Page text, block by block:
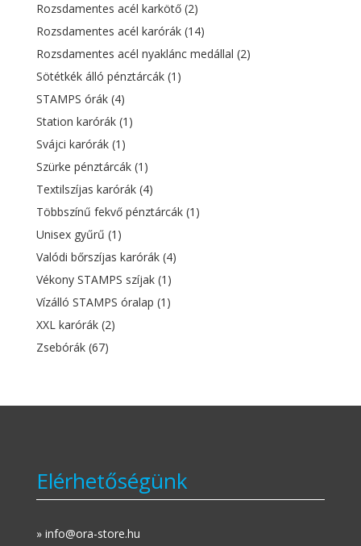
Rozsdamentes acél karkötő (2)
Rozsdamentes acél karórák (14)
Rozsdamentes acél nyaklánc medállal (2)
Sötétkék álló pénztárcák (1)
STAMPS órák (4)
Station karórák (1)
Svájci karórák (1)
Szürke pénztárcák (1)
Textilszíjas karórák (4)
Többszínű fekvő pénztárcák (1)
Unisex gyűrű (1)
Valódi bőrszíjas karórák (4)
Vékony STAMPS szíjak (1)
Vízálló STAMPS óralap (1)
XXL karórák (2)
Zsebórák (67)
Elérhetőségünk
» info@ora-store.hu